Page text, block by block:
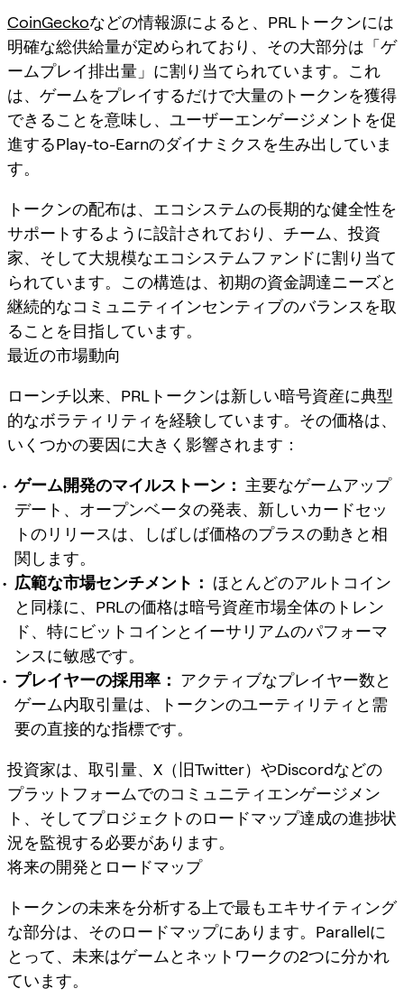
CoinGeckoなどの情報源によると、PRLトークンには
明確な総供給量が定められており、その大部分は「ゲ
ームプレイ排出量」に割り当てられています。これ
は、ゲームをプレイするだけで大量のトークンを獲得
できることを意味し、ユーザーエンゲージメントを促
進するPlay-to-Earnのダイナミクスを生み出していま
す。
トークンの配布は、エコシステムの長期的な健全性を
サポートするように設計されており、チーム、投資
家、そして大規模なエコシステムファンドに割り当て
られています。この構造は、初期の資金調達ニーズと
継続的なコミュニティインセンティブのバランスを取
ることを目指しています。
最近の市場動向
ローンチ以来、PRLトークンは新しい暗号資産に典型
的なボラティリティを経験しています。その価格は、
いくつかの要因に大きく影響されます：
ゲーム開発のマイルストーン： 主要なゲームアップ
デート、オープンベータの発表、新しいカードセッ
トのリリースは、しばしば価格のプラスの動きと相
関します。
広範な市場センチメント： ほとんどのアルトコイン
と同様に、PRLの価格は暗号資産市場全体のトレン
ド、特にビットコインとイーサリアムのパフォーマ
ンスに敏感です。
プレイヤーの採用率： アクティブなプレイヤー数と
ゲーム内取引量は、トークンのユーティリティと需
要の直接的な指標です。
投資家は、取引量、X（旧Twitter）やDiscordなどの
プラットフォームでのコミュニティエンゲージメン
ト、そしてプロジェクトのロードマップ達成の進捗状
況を監視する必要があります。
将来の開発とロードマップ
トークンの未来を分析する上で最もエキサイティング
な部分は、そのロードマップにあります。Parallelに
とって、未来はゲームとネットワークの2つに分かれ
ています。